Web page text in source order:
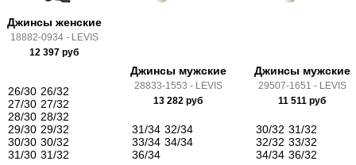
Джинсы женские
18882-0934 - LEVIS
12 397 руб
26/30 26/32
27/30 27/32
28/30 28/32
29/30 29/32
30/30 30/32
31/30 31/32
Джинсы мужские
28833-1553 - LEVIS
13 282 руб
31/34 32/34
33/34 34/34
36/34
Джинсы мужские
29507-1651 - LEVIS
11 511 руб
30/32 31/32
32/32 33/32
34/34 36/32